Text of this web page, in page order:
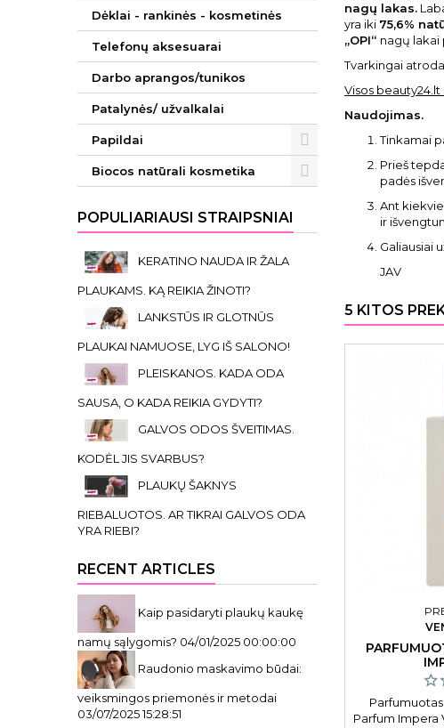
Dėklai - rankinės - kosmetinės
Telefonų aksesuarai
Darbo aprangos/tunikos
Patalynės/ užvalkalai
Papildai
Biocos natūrali kosmetika
POPULIARIAUSI STRAIPSNIAI
KERATINO NAUDA IR ŽALA
PLAUKAMS. KĄ REIKIA ŽINOTI?
LANKSTŪS IR GLOTNŪS
PLAUKAI NAMUOSE, LYG IŠ SALONO!
PLEISKANOS. KADA ODA
SAUSA, O KADA REIKIA GYDYTI?
GALVOS ODOS ŠVEITIMAS.
KODĖL JIS SVARBUS?
PLAUKŲ ŠAKNYS
RIEBALUOTOS. AR TIKRAI GALVOS ODA
YRA RIEBI?
RECENT ARTICLES
Kaip pasidaryti plaukų kaukę
namų sąlygomis? 04/01/2025 00:00:00
Raudonio maskavimo būdai:
veiksmingos priemonės ir metodai
03/07/2025 15:28:51
nagų lakas.
yra iki 75,6%
„OPI“ nagų lakai
Tvarkingai
Visos
Naudojimas.
Tinkamai
Prieš
padės
Ant
ir
Galiausiai
JAV
5 KITOS
Parfum Impera